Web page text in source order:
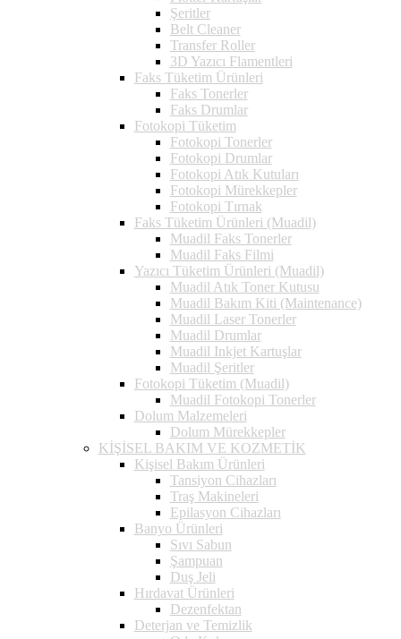
Şeritler
Belt Cleaner
Transfer Roller
3D Yazıcı Flamentleri
Faks Tüketim Ürünleri
Faks Tonerler
Faks Drumlar
Fotokopi Tüketim
Fotokopi Tonerler
Fotokopi Drumlar
Fotokopi Atık Kutuları
Fotokopi Mürekkepler
Fotokopi Tırnak
Faks Tüketim Ürünleri (Muadil)
Muadil Faks Tonerler
Muadil Faks Filmi
Yazıcı Tüketim Ürünleri (Muadil)
Muadil Atık Toner Kutusu
Muadil Bakım Kiti (Maintenance)
Muadil Laser Tonerler
Muadil Drumlar
Muadil Inkjet Kartuşlar
Muadil Şeritler
Fotokopi Tüketim (Muadil)
Muadil Fotokopi Tonerler
Dolum Malzemeleri
Dolum Mürekkepler
KİŞİSEL BAKIM VE KOZMETİK
Kişisel Bakım Ürünleri
Tansiyon Cihazları
Traş Makineleri
Epilasyon Cihazları
Banyo Ürünleri
Sıvı Sabun
Şampuan
Duş Jeli
Hırdavat Ürünleri
Dezenfektan
Deterjan ve Temizlik